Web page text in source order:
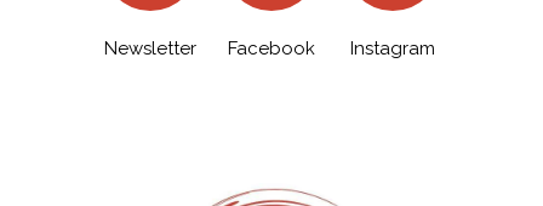
Newsletter Facebook Instagram